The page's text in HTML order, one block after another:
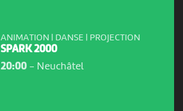
ANIMATION | DANSE | PROJECTION
SPARK 2000
20:00- Neuchâtel